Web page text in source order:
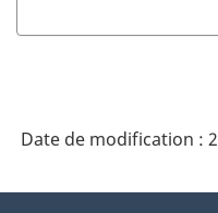
Date de modification :